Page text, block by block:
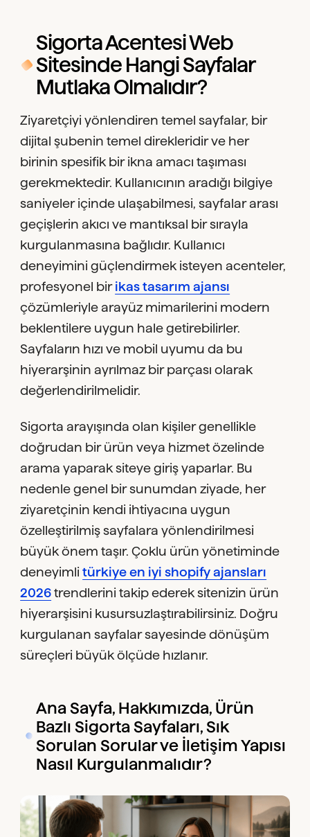
Sigorta Acentesi Web
Sitesinde Hangi Sayfalar
Mutlaka Olmalıdır?
Ziyaretçiyi yönlendiren temel sayfalar, bir
dijital şubenin temel direkleridir ve her
birinin spesifik bir ikna amacı taşıması
gerekmektedir. Kullanıcının aradığı bilgiye
saniyeler içinde ulaşabilmesi, sayfalar arası
geçişlerin akıcı ve mantıksal bir sırayla
kurgulanmasına bağlıdır. Kullanıcı
deneyimini güçlendirmek isteyen acenteler,
profesyonel bir ikas tasarım ajansı
çözümleriyle arayüz mimarilerini modern
beklentilere uygun hale getirebilirler.
Sayfaların hızı ve mobil uyumu da bu
hiyerarşinin ayrılmaz bir parçası olarak
değerlendirilmelidir.
Sigorta arayışında olan kişiler genellikle
doğrudan bir ürün veya hizmet özelinde
arama yaparak siteye giriş yaparlar. Bu
nedenle genel bir sunumdan ziyade, her
ziyaretçinin kendi ihtiyacına uygun
özelleştirilmiş sayfalara yönlendirilmesi
büyük önem taşır. Çoklu ürün yönetiminde
deneyimlitürkiye en iyi shopify ajansları
2026 trendlerini takip ederek sitenizin ürün
hiyerarşisini kusursuzlaştırabilirsiniz. Doğru
kurgulanan sayfalar sayesinde dönüşüm
süreçleri büyük ölçüde hızlanır.
Ana Sayfa, Hakkımızda, Ürün
Bazlı Sigorta Sayfaları, Sık
Sorulan Sorular ve İletişim Yapısı
Nasıl Kurgulanmalıdır?